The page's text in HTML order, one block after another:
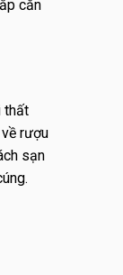
căn
thất
rượu
sạn